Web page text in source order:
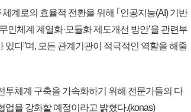
계로의 효율적 전환을 위해 ｢인공지능(AI) 기반
인체계 계열화·모듈화 제도개선 방안’을 관련부
다”며, 모든 관계기관이 적극적인 역할을 해줄
투체계 구축을 가속화하기 위해 전문가들의 다
을 강화할 예정이라고 밝혔다.(konas)